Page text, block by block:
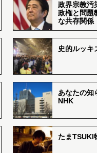
政界宗教汚
政権と問題
な共存関係
史的ルッキ
あなたの知
NHK
たまTSUKI